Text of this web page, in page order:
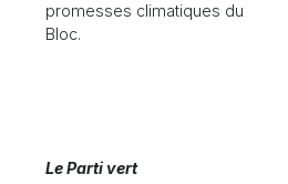
promesses climatiques du
Bloc.
Le Parti vert